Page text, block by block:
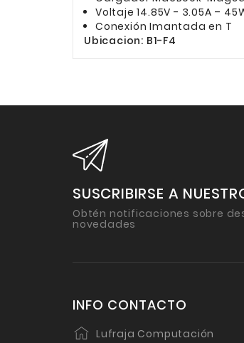
Voltaje 14.85V - 3.05A –
Conexión Imantada en T
Ubicacion: B1-F4
SUSCRIBIRSE A
Obtén notificaciones sobre
novedades
INFO CONTACTO
Lufraja Computación